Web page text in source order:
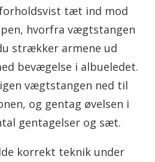
tæt ind mod
hvorfra vægtstangen
strækker armene ud
bevægelse i albueledet.
vægtstangen ned til
og gentag øvelsen i
gentagelser og sæt.
korrekt teknik under